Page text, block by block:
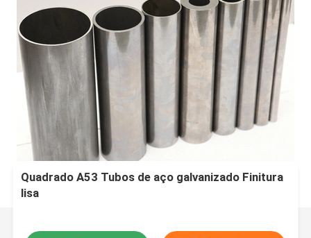
Quadrado A53 Tubos de aço galvanizado Finitura
lisa